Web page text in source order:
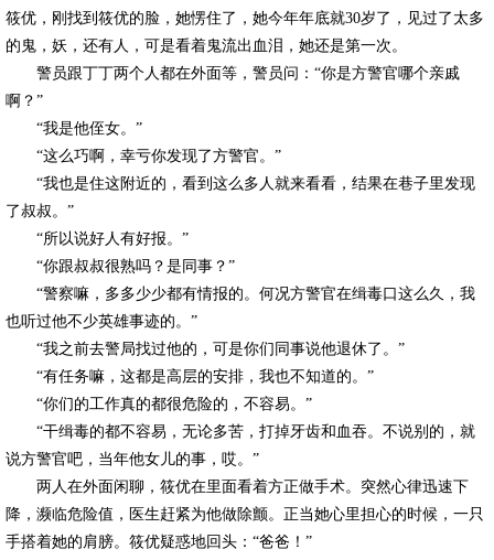
筱优，刚找到筱优的脸，她愣住了，她今年年底就30岁了，见过了太多
的鬼，妖，还有人，可是看着鬼流出血泪，她还是第一次。
警员跟丁丁两个人都在外面等，警员问：“你是方警官哪个亲戚
啊？”
“我是他侄女。”
“这么巧啊，幸亏你发现了方警官。”
“我也是住这附近的，看到这么多人就来看看，结果在巷子里发现
了叔叔。”
“所以说好人有好报。”
“你跟叔叔很熟吗？是同事？”
“警察嘛，多多少少都有情报的。何况方警官在缉毒口这么久，我
也听过他不少英雄事迹的。”
“我之前去警局找过他的，可是你们同事说他退休了。”
“有任务嘛，这都是高层的安排，我也不知道的。”
“你们的工作真的都很危险的，不容易。”
“干缉毒的都不容易，无论多苦，打掉牙齿和血吞。不说别的，就
说方警官吧，当年他女儿的事，哎。”
两人在外面闲聊，筱优在里面看着方正做手术。突然心律迅速下
降，濒临危险值，医生赶紧为他做除颤。正当她心里担心的时候，一只
手搭着她的肩膀。筱优疑惑地回头：“爸爸！”